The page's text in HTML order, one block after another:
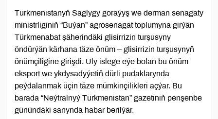
Türkmenistanyň Saglygy goraýyş we derman senagaty
ministrliginiň “Buýan” agrosenagat toplumyna girýän
Türkmenabat şäherindäki glisirrizin turşusyny
öndürýän kärhana täze önüm – glisirrizin turşusynyň
önümçiligine girişdi. Uly islege eýe bolan bu önüm
eksport we ykdysadyýetiň dürli pudaklarynda
peýdalanmak üçin täze mümkinçilikleri açýar. Bu
barada “Neýtralnyý Türkmenistan” gazetiniň penşenbe
günündäki sanynda habar berilýär.